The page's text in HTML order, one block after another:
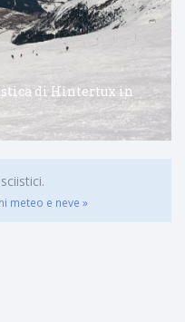
di Hintertux in
meteo e neve »